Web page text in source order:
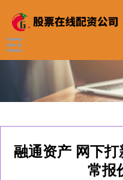
融通资产 网下
常报